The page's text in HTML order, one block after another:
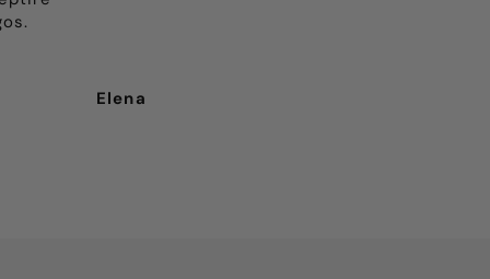
Elena